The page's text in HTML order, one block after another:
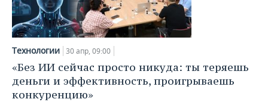
Технологии 30 апр, 09:00
«Без ИИ сейчас просто никуда: ты теряешь
деньги и эффективность, проигрываешь
конкуренцию»